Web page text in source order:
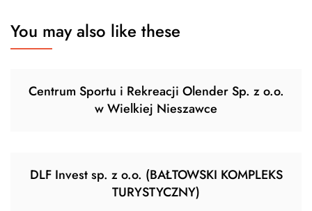
You may also like these
Centrum Sportu i Rekreacji Olender Sp. z o.o.
w Wielkiej Nieszawce
DLF Invest sp. z o.o. (BAŁTOWSKI KOMPLEKS
TURYSTYCZNY)